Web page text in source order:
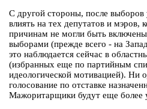
С другой стороны, после
влиять на тех депутатов и мэров,
причинам не могли быть
выборами (прежде всего - на
это наблюдается сейчас в
(избранных еще по партийным
идеологической мотивацией). Ни
голосование по отставке
Мажоритарщики будут еще более